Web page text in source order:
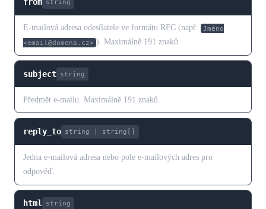
string
E-mailová adresa odesílatele ve formátu RFC (např. Jméno
<email@domena.cz> ). Maximálně 191 znaků.
subject string
Předmět e-mailu. Maximálně 191 znaků.
reply_to string | string[]
Jedna e-mailová adresa nebo pole e-mailových adres pro
odpověď.
html string